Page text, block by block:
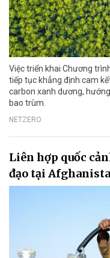
Việc triển khai Chương
tiếp tục khẳng định cam
carbon xanh dương,
bao trùm.
NETZERO
Liên hợp quốc
đạo tại